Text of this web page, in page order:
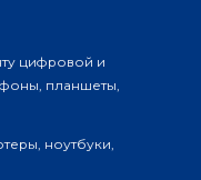
цифровой и
планшеты,
ноутбуки,